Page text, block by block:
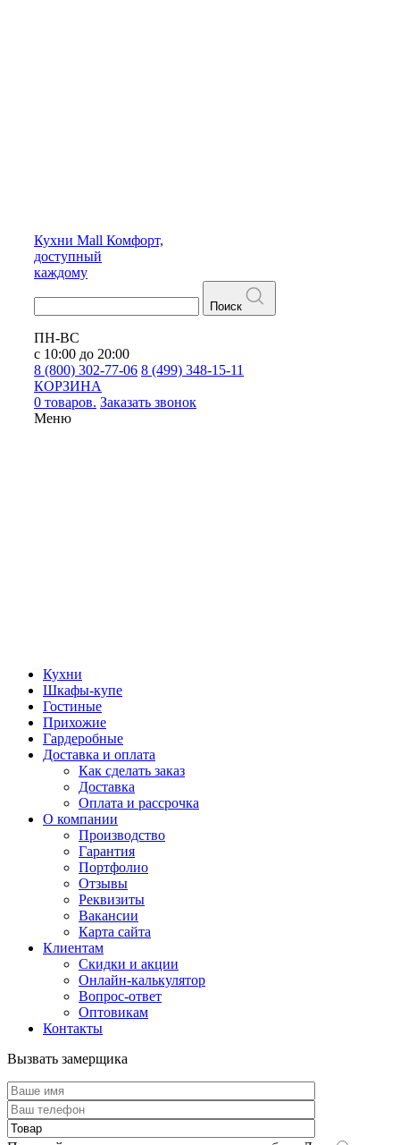
Кухни Mall Комфорт,
доступный
каждому
Поиск
ПН-ВС
с 10:00 до 20:00
8 (800) 302-77-06 8 (499) 348-15-11
КОРЗИНА
0 товаров. Заказать звонок
Меню
Кухни
Шкафы-купе
Гостиные
Прихожие
Гардеробные
Доставка и оплата
Как сделать заказ
Доставка
Оплата и рассрочка
О компании
Производство
Гарантия
Портфолио
Отзывы
Реквизиты
Вакансии
Карта сайта
Клиентам
Скидки и акции
Онлайн-калькулятор
Вопрос-ответ
Оптовикам
Контакты
Вызвать замерщика